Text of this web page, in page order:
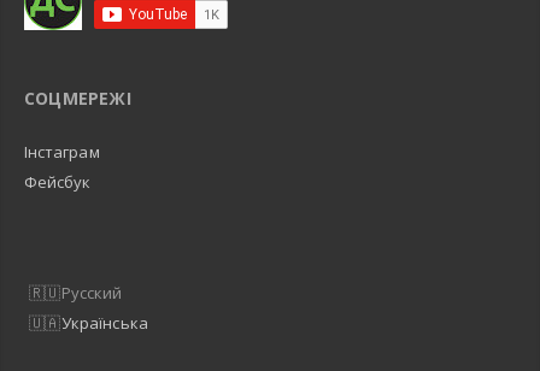
СОЦМЕРЕЖІ
Інстаграм
Фейсбук
Русский
Українська